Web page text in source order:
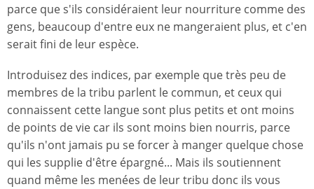
parce que s'ils considéraient leur nourriture comme des
gens, beaucoup d'entre eux ne mangeraient plus, et c'en
serait fini de leur espèce.
Introduisez des indices, par exemple que très peu de
membres de la tribu parlent le commun, et ceux qui
connaissent cette langue sont plus petits et ont moins
de points de vie car ils sont moins bien nourris, parce
qu'ils n'ont jamais pu se forcer à manger quelque chose
qui les supplie d'être épargné... Mais ils soutiennent
quand même les menées de leur tribu donc ils vous